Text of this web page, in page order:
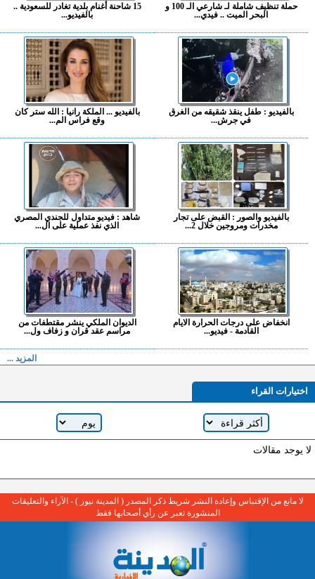
حملة تنظيف شاملة لـ شارعي الـ 100 و
البحر الميت .. فيدي...
15 شاحنة أغنام بلدية تغادر للسعودية ..
بالفيديو...
بالفيديو : طفل ينقذ شقيقه من الغرق
في جرش...
بالفيديو ... الملكة رانيا : الله ستر كان
وقع فراس الم...
بالفيديو والصور : القبض على تجار
مخدرات ومروجين خلال 2...
شاهد : فيديو متداول للجندي المصري
الذي نفذ عملية على ال...
انخفاض على درجات الحرارة الايام
القادمة - فيديو...
الديوان الملكي ينشر مقتطفات من
مراسم عقد قران و زفاف ول...
المزيد ...
اختيارات القراء
لا يوجد مقالات
لا مانع من الإقتباس وإعادة النشر شريط ذكر المصدر ( المدينة نيوز ) - الآراء والتعليقات
المنشورة تعبر عن رأي أصحابها فقط